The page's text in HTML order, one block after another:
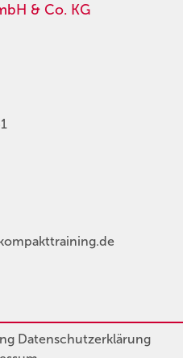
& Co. KG
Datenschutzerklärung